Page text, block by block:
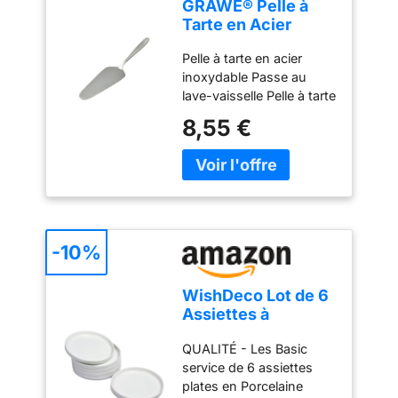
d'utilisation à l'avenir,
vous pouvez contacter
tout moment.
GRÄWE® Pelle à
Tarte en Acier
Königstein
Pelle à tarte en acier
inoxydable Passe au
lave-vaisselle Pelle à tarte
à la main Matériau : acier
inoxydable chromé 18 %
8,55 €
WishDeco Lot de 6
Assiettes à
Blanche Porcelaine
18 cm, Petite
Assiette Ronde
QUALITÉ - Les Basic
service de 6 assiettes
plates en Porcelaine
-10%